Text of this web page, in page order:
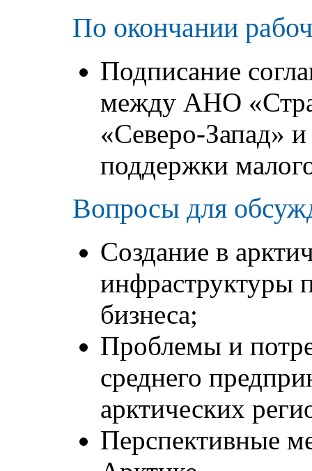
По окончании
Подписание
между АНО
«Северо-Запад»
поддержки
Вопросы для
Создание в
инфраструктуры
бизнеса;
Проблемы и
среднего
арктических
Перспективные